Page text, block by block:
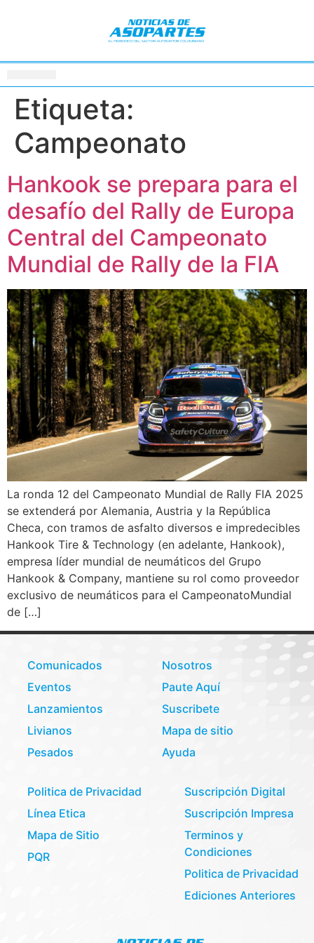
Etiqueta:
Campeonato
Hankook se prepara para el
desafío del Rally de Europa
Central del Campeonato
Mundial de Rally de la FIA
La ronda 12 del Campeonato Mundial de Rally FIA 2025
se extenderá por Alemania, Austria y la República
Checa, con tramos de asfalto diversos e impredecibles
Hankook Tire & Technology (en adelante, Hankook),
empresa líder mundial de neumáticos del Grupo
Hankook & Company, mantiene su rol como proveedor
exclusivo de neumáticos para el CampeonatoMundial
de […]
Comunicados
Eventos
Lanzamientos
Livianos
Pesados
Nosotros
Paute Aquí
Suscribete
Mapa de sitio
Ayuda
Politica de Privacidad
Línea Etica
Mapa de Sitio
PQR
Suscripción Digital
Suscripción Impresa
Terminos y
Condiciones
Politica de Privacidad
Ediciones Anteriores